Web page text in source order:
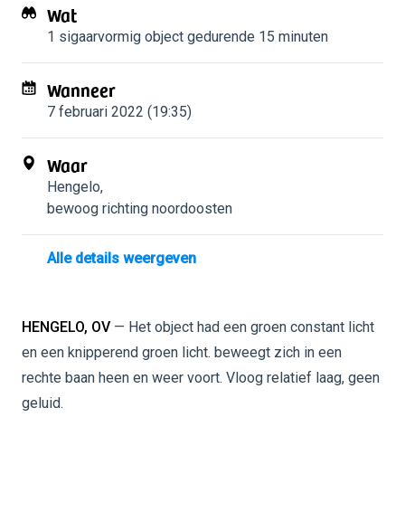
Wat
1 sigaarvormig object gedurende 15 minuten
Wanneer
7 februari 2022 (19:35)
Waar
Hengelo,
bewoog richting noordoosten
Alle details weergeven
HENGELO, OV — Het object had een groen constant licht
en een knipperend groen licht. beweegt zich in een
rechte baan heen en weer voort. Vloog relatief laag, geen
geluid.